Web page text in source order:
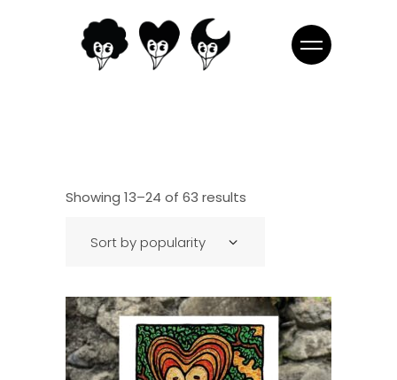
Showing 13–24 of 63 results
Sort by popularity